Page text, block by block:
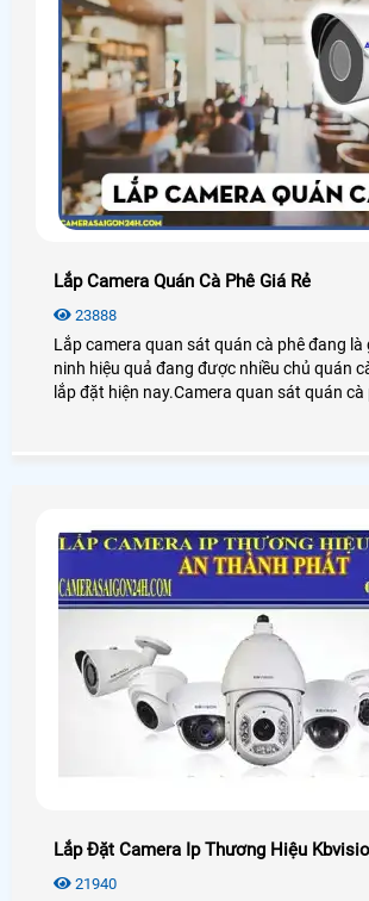
Lắp Camera Quán Cà Phê Giá Rẻ
23888
Lắp camera quan sát quán cà phê đang là
ninh hiệu quả đang được nhiều chủ quán
lắp đặt hiện nay.Camera quan sát quán cà
Lắp Đặt Camera Ip Thương Hiệu
21940